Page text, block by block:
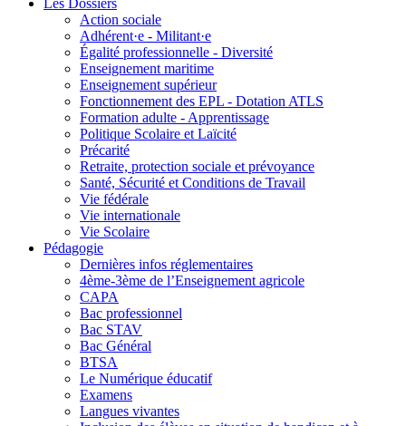
Action sociale
Adhérent·e - Militant·e
Égalité professionnelle - Diversité
Enseignement maritime
Enseignement supérieur
Fonctionnement des EPL - Dotation ATLS
Formation adulte - Apprentissage
Politique Scolaire et Laïcité
Précarité
Retraite, protection sociale et prévoyance
Santé, Sécurité et Conditions de Travail
Vie fédérale
Vie internationale
Vie Scolaire
Pédagogie
Dernières infos réglementaires
4ème-3ème de l’Enseignement agricole
CAPA
Bac professionnel
Bac STAV
Bac Général
BTSA
Le Numérique éducatif
Examens
Langues vivantes